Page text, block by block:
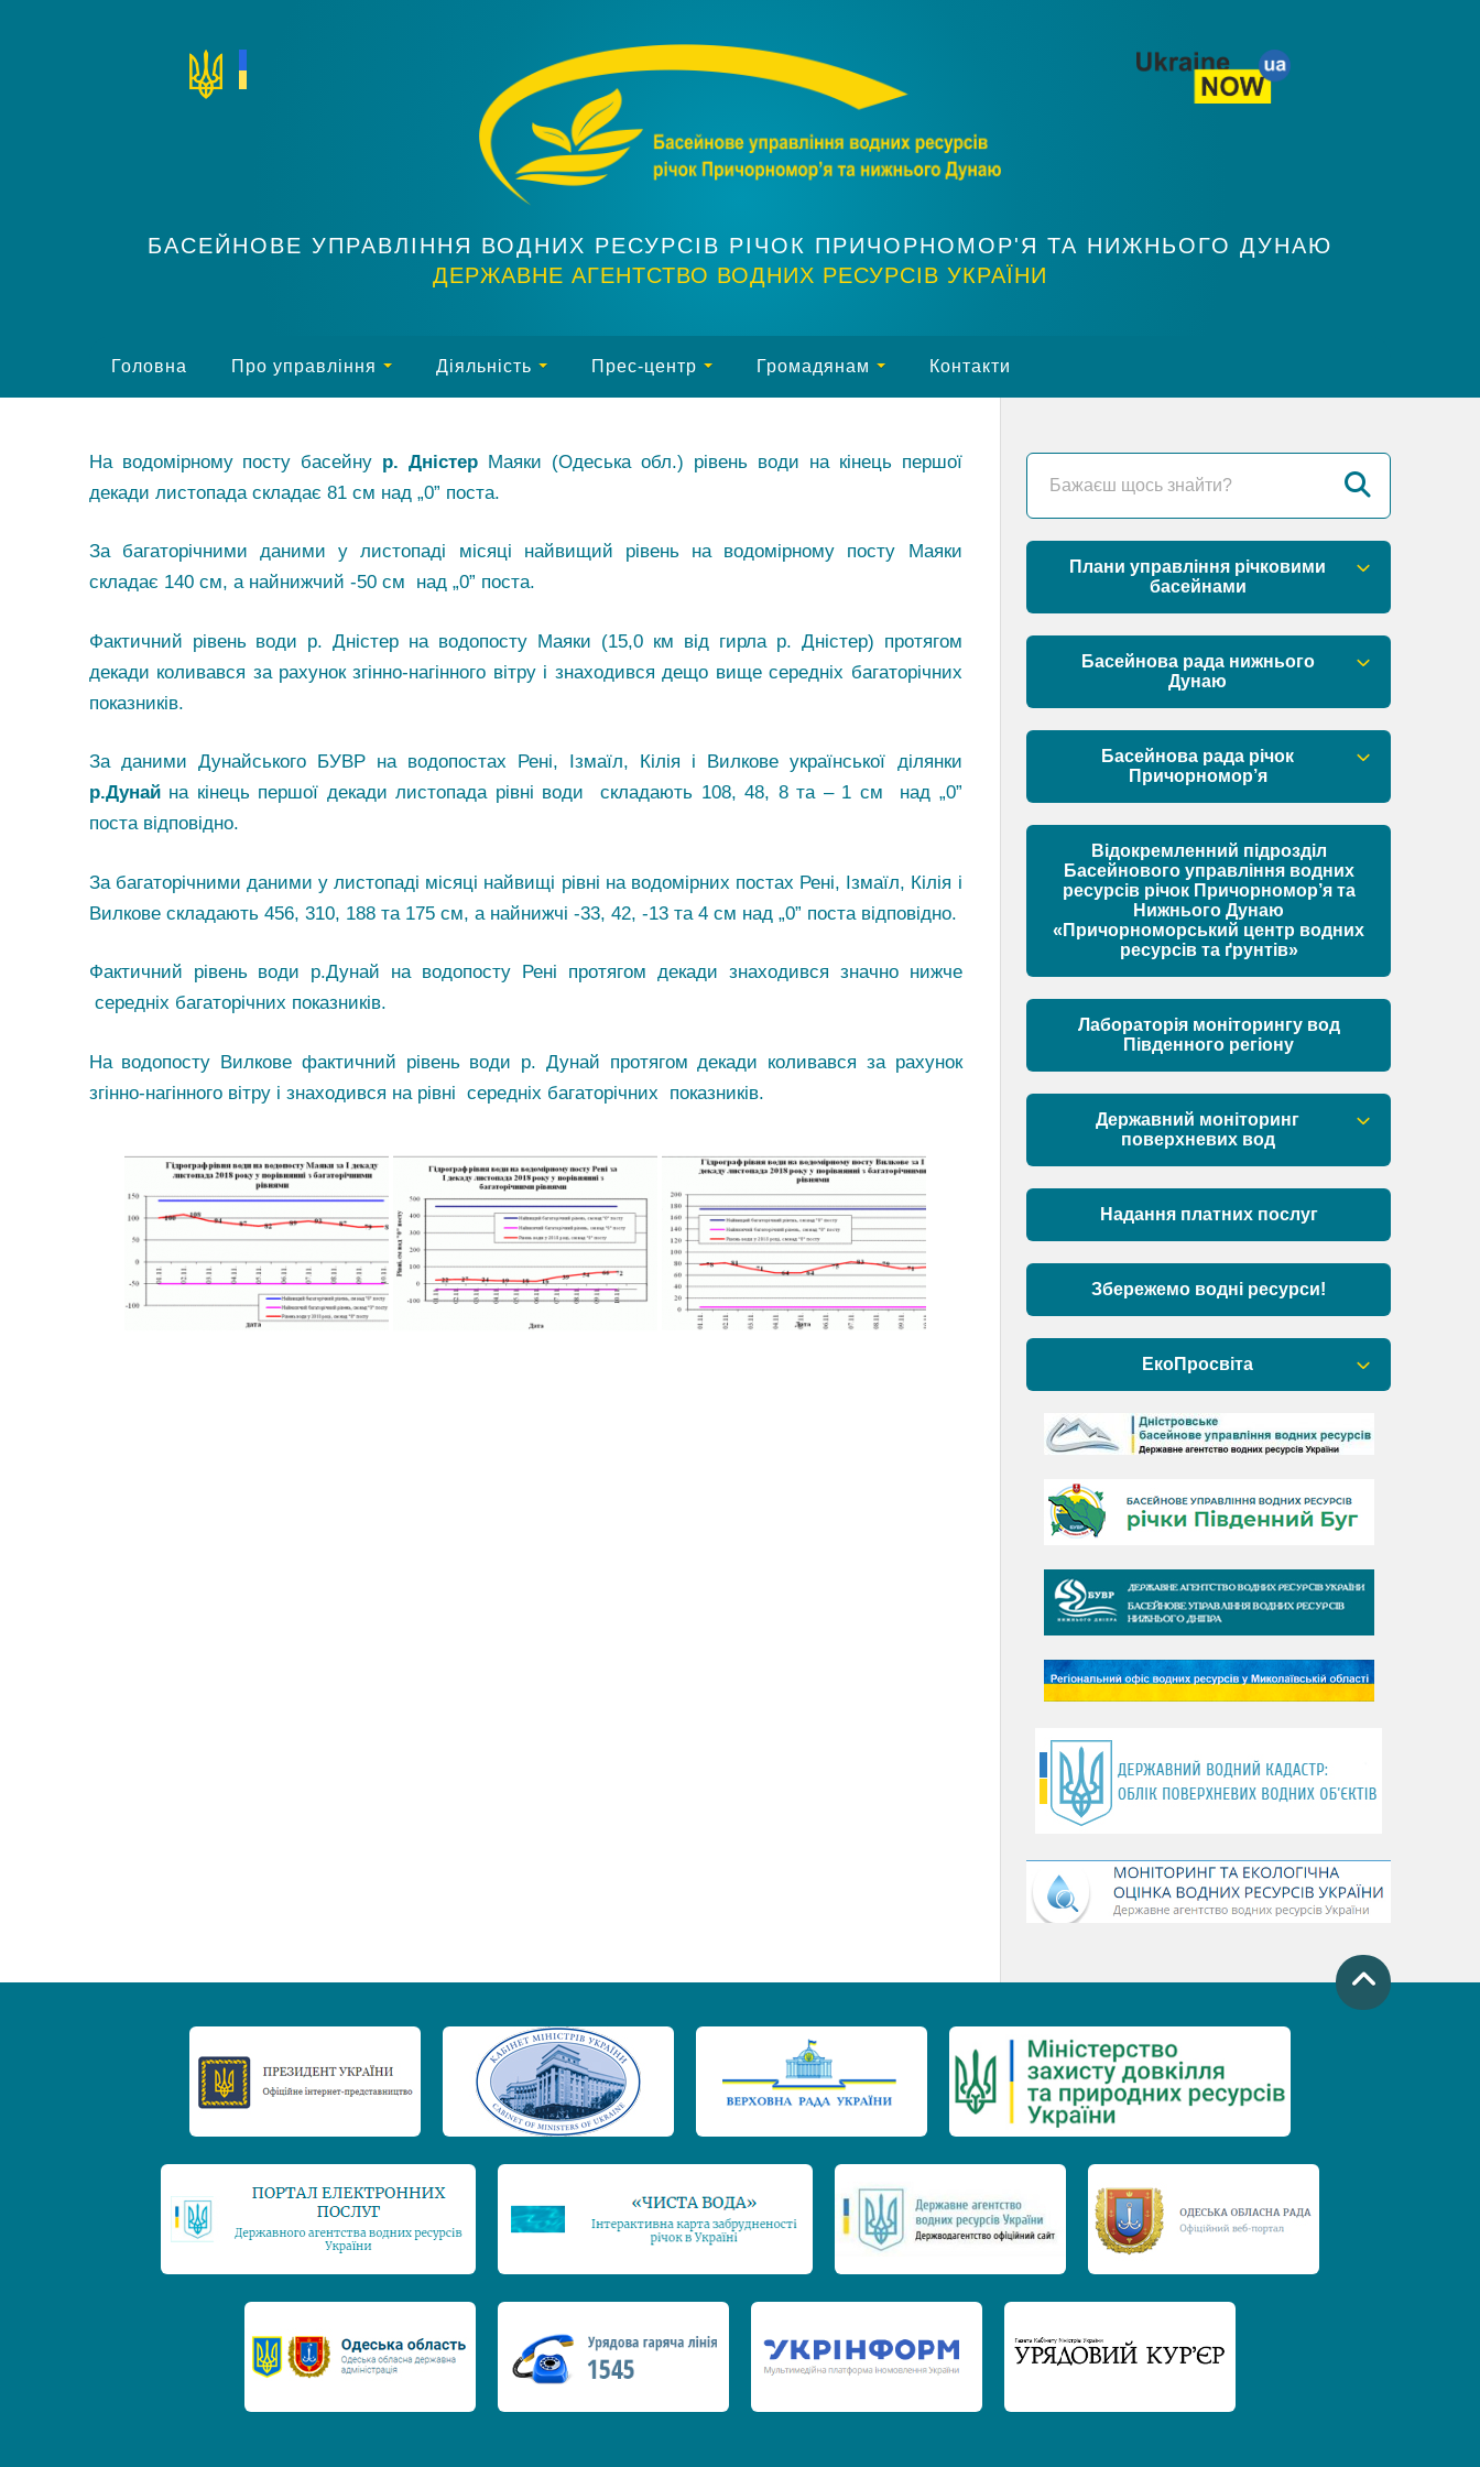
БАСЕЙНОВЕ УПРАВЛІННЯ ВОДНИХ РЕСУРСІВ РІЧОК ПРИЧОРНОМОР'Я ТА НИЖНЬОГО ДУНАЮ
ДЕРЖАВНЕ АГЕНТСТВО ВОДНИХ РЕСУРСІВ УКРАЇНИ
Головна Про управління Діяльність Прес-центр Громадянам Контакти
На водомірному посту басейну р. Дністер Маяки (Одеська обл.) рівень води на кінець першої
декади листопада складає 81 см над „0” поста.
За багаторічними даними у листопаді місяці найвищий рівень на водомірному посту Маяки
складає 140 см, а найнижчий -50 см над „0” поста.
Фактичний рівень води р. Дністер на водопосту Маяки (15,0 км від гирла р. Дністер) протягом
декади коливався за рахунок згінно-нагінного вітру і знаходився дещо вище середніх багаторічних
показників.
За даними Дунайського БУВР на водопостах Рені, Ізмаїл, Кілія і Вилкове української ділянки
р.Дунай на кінець першої декади листопада рівні води складають 108, 48, 8 та – 1 см над „0”
поста відповідно.
За багаторічними даними у листопаді місяці найвищі рівні на водомірних постах Рені, Ізмаїл, Кілія і
Вилкове складають 456, 310, 188 та 175 см, а найнижчі -33, 42, -13 та 4 см над „0” поста відповідно.
Фактичний рівень води р.Дунай на водопосту Рені протягом декади знаходився значно нижче
середніх багаторічних показників.
На водопосту Вилкове фактичний рівень води р. Дунай протягом декади коливався за рахунок
згінно-нагінного вітру і знаходився на рівні середніх багаторічних показників.
Плани управління річковими
басейнами
План управління річковим басейном
річок Причорномор’я
План управління річковим басейном
нижнього Дунаю
Басейнова рада нижнього
Дунаю
Правові засади роботи Басейнової
Установчі документи
Склад Басейнової ради нижнього
Дунаю
Матеріали
Басейнова рада річок
Причорномор’я
Правові засади роботи Басейнової
Установчі документи
Склад Басейнової ради річок
Матеріали
Відокремленний підрозділ
Басейнового управління водних
ресурсів річок Причорномор’я та
Нижнього Дунаю
«Причорноморський центр водних
ресурсів та ґрунтів»
Лабораторія моніторингу вод
Південного регіону
Державний моніторинг
поверхневих вод
Загальна інформація
Пункти моніторингу по басейну річок
Причорномор’я та суббасейну
нижнього Дунаю
Аналіз стану масивів поверхневих
вод басейну річок Причорномор’я та
суббасейну нижнього Дунаю
Надання платних послуг
Збережемо водні ресурси!
ЕкоПросвіта
Барви Дністра
День Дунаю
День Південного Бугу
День води
День чистих берегів
(місячник благоустрою)
День працівника водного
господарства України
День хіміка
День захисту річок
Міжнародний день боротьби проти
гребель